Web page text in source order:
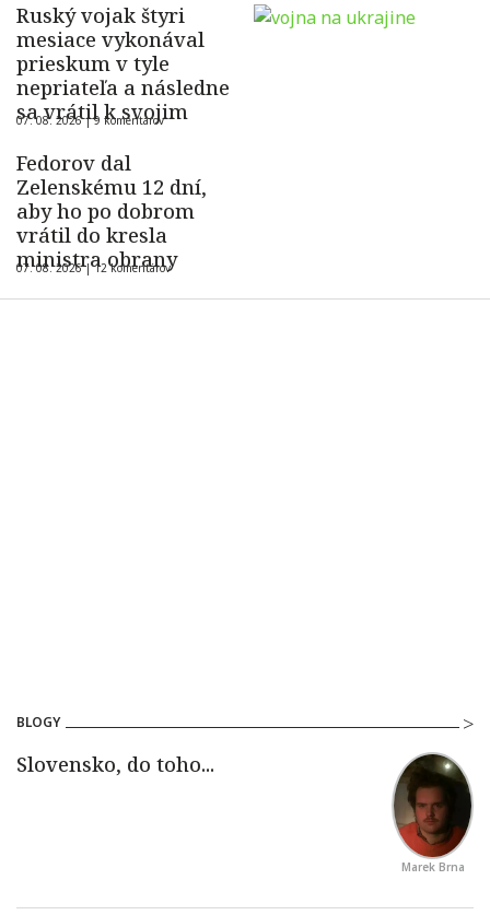
Ruský vojak štyri
mesiace vykonával
prieskum v tyle
nepriateľa a následne
sa vrátil k svojim
07. 08. 2026 |9 komentárov
Fedorov dal
Zelenskému 12 dní,
aby ho po dobrom
vrátil do kresla
ministra obrany
07. 08. 2026 |12 komentárov
BLOGY
Marek Brna